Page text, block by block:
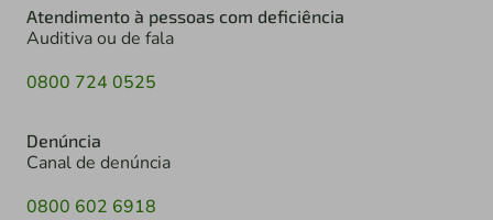
Atendimento à pessoas com deficiência
Auditiva ou de fala
0800 724 0525
Denúncia
Canal de denúncia
0800 602 6918